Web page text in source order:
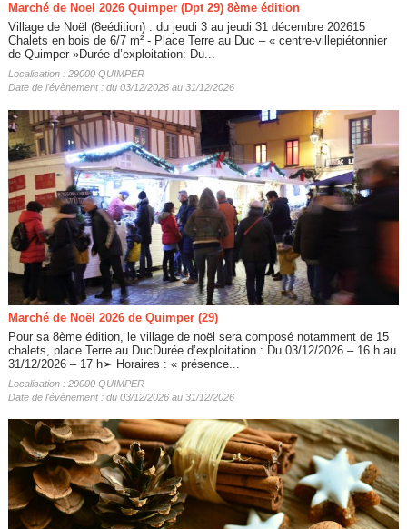
Marché de Noel 2026 Quimper (Dpt 29) 8ème édition
Village de Noël (8eédition) : du jeudi 3 au jeudi 31 décembre 202615
Chalets en bois de 6/7 m² - Place Terre au Duc – « centre-villepiétonnier
de Quimper »Durée d’exploitation: Du...
Localisation : 29000 QUIMPER
Date de l'évènement : du 03/12/2026 au 31/12/2026
Marché de Noël 2026 de Quimper (29)
Pour sa 8ème édition, le village de noël sera composé notamment de 15
chalets, place Terre au DucDurée d’exploitation : Du 03/12/2026 – 16 h au
31/12/2026 – 17 h➢ Horaires : « présence...
Localisation : 29000 QUIMPER
Date de l'évènement : du 03/12/2026 au 31/12/2026